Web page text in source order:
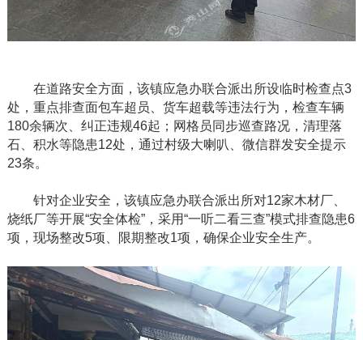
在道路安全方面，该镇应急办联合派出所设临时检查点3
处，重点排查面包车超员、货车超载等违法行为，检查车辆
180余辆次、纠正违规46起；网格员同步巡查路况，清理落
石、积水等隐患12处，通过村级大喇叭、微信群发安全提示
23条。
针对企业安全，该镇应急办联合派出所对12家木材厂、
烧纸厂等开展“安全体检”，采用“一听二看三查”模式排查隐患6
项，现场整改5项、限期整改1项，确保企业安全生产。